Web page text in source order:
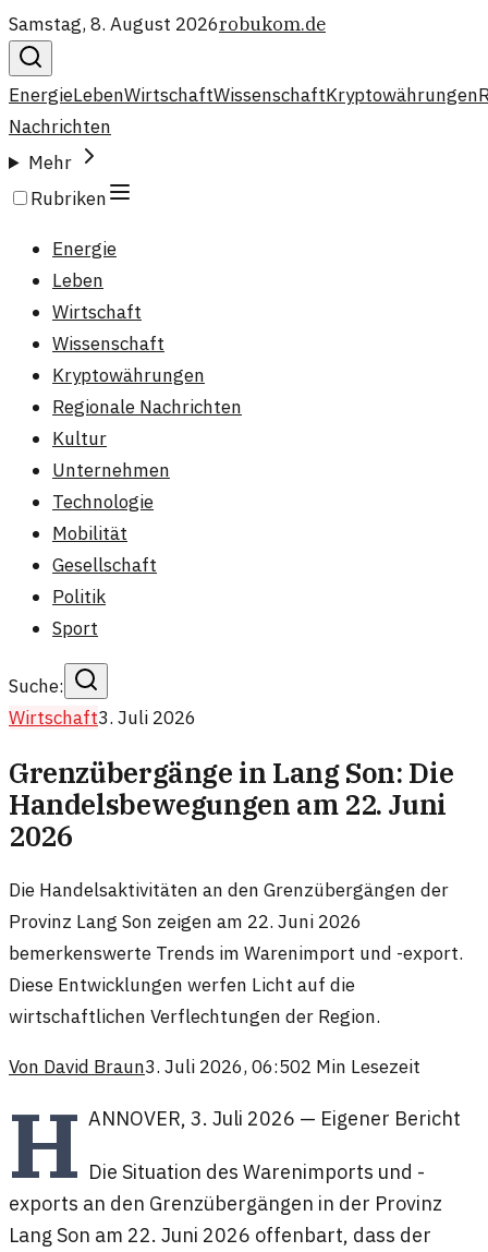
Samstag, 8. August 2026robukom.de
EnergieLebenWirtschaftWissenschaftKryptowährungen
Nachrichten
Mehr
Rubriken
Energie
Leben
Wirtschaft
Wissenschaft
Kryptowährungen
Regionale Nachrichten
Kultur
Unternehmen
Technologie
Mobilität
Gesellschaft
Politik
Sport
Suche:
Wirtschaft3. Juli 2026
Grenzübergänge in Lang Son: Die
Handelsbewegungen am 22. Juni
2026
Die Handelsaktivitäten an den Grenzübergängen der
Provinz Lang Son zeigen am 22. Juni 2026
bemerkenswerte Trends im Warenimport und -export.
Diese Entwicklungen werfen Licht auf die
wirtschaftlichen Verflechtungen der Region.
Von David Braun3. Juli 2026, 06:502 Min Lesezeit
H ANNOVER, 3. Juli 2026 — Eigener Bericht
Die Situation des Warenimports und -
exports an den Grenzübergängen in der Provinz
Lang Son am 22. Juni 2026 offenbart, dass der